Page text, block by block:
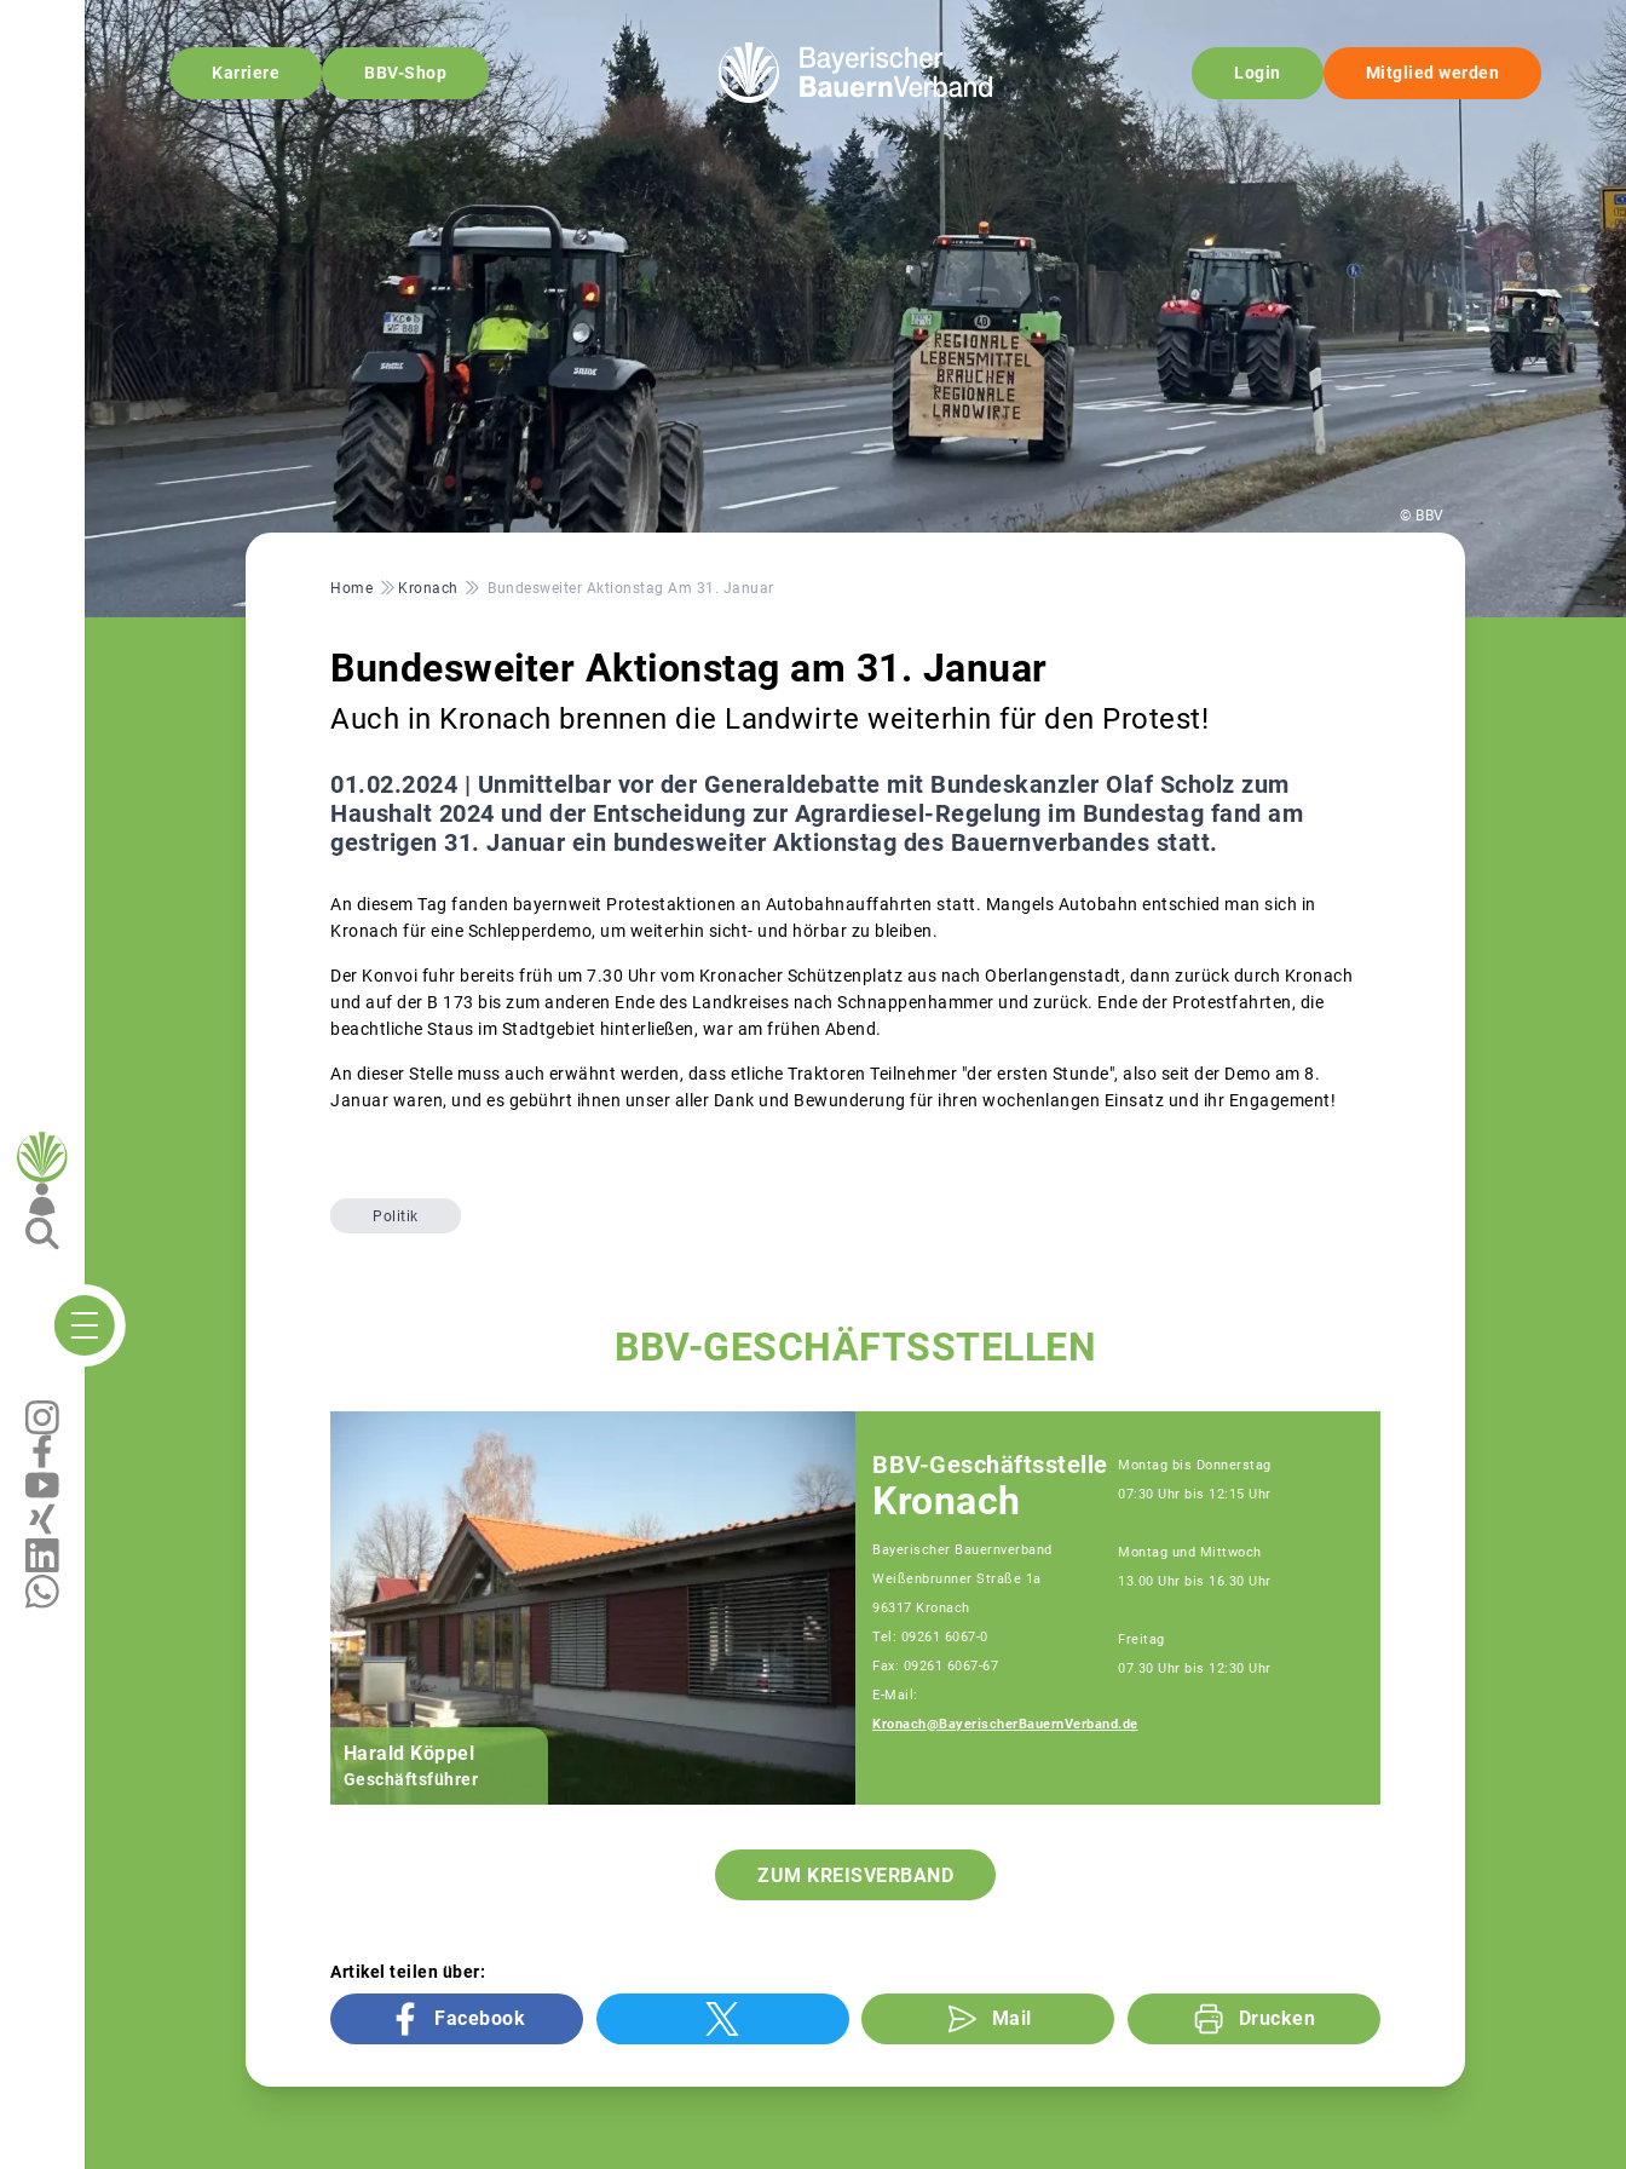
Karriere BBV-Shop Login Mitglied werden
© BBV
Pfadnavigation
Home Kronach Bundesweiter Aktionstag Am 31. Januar
Bundesweiter Aktionstag am 31. Januar
Auch in Kronach brennen die Landwirte weiterhin für den Protest!
01.02.2024 | Unmittelbar vor der Generaldebatte mit Bundeskanzler Olaf Scholz zum
Haushalt 2024 und der Entscheidung zur Agrardiesel-Regelung im Bundestag fand am
gestrigen 31. Januar ein bundesweiter Aktionstag des Bauernverbandes statt.
An diesem Tag fanden bayernweit Protestaktionen an Autobahnauffahrten statt. Mangels Autobahn entschied man sich in
Kronach für eine Schlepperdemo, um weiterhin sicht- und hörbar zu bleiben.
Der Konvoi fuhr bereits früh um 7.30 Uhr vom Kronacher Schützenplatz aus nach Oberlangenstadt, dann zurück durch Kronach
und auf der B 173 bis zum anderen Ende des Landkreises nach Schnappenhammer und zurück. Ende der Protestfahrten, die
beachtliche Staus im Stadtgebiet hinterließen, war am frühen Abend.
An dieser Stelle muss auch erwähnt werden, dass etliche Traktoren Teilnehmer "der ersten Stunde", also seit der Demo am 8.
Januar waren, und es gebührt ihnen unser aller Dank und Bewunderung für ihren wochenlangen Einsatz und ihr Engagement!
Politik
BBV-GESCHÄFTSSTELLEN
Harald Köppel
Geschäftsführer
BBV-Geschäftsstelle
Kronach
Bayerischer Bauernverband
Weißenbrunner Straße 1a
96317 Kronach
Tel: 09261 6067-0
Fax: 09261 6067-67
E-Mail:
Kronach@BayerischerBauernVerband.de
Montag bis Donnerstag
07:30 Uhr bis 12:15 Uhr
Montag und Mittwoch
13.00 Uhr bis 16.30 Uhr
Freitag
07.30 Uhr bis 12:30 Uhr
ZUM KREISVERBAND
Artikel teilen über:
Facebook Mail Drucken